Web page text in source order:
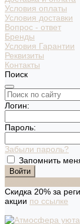
Условия оплаты
Условия доставки
Вопрос - ответ
Бренды
Условия Гарантии
Реквизиты
Контакты
Поиск
Логин:
Пароль:
Забыли пароль?
Запомнить
Скидка 20% за
акции по ссылке